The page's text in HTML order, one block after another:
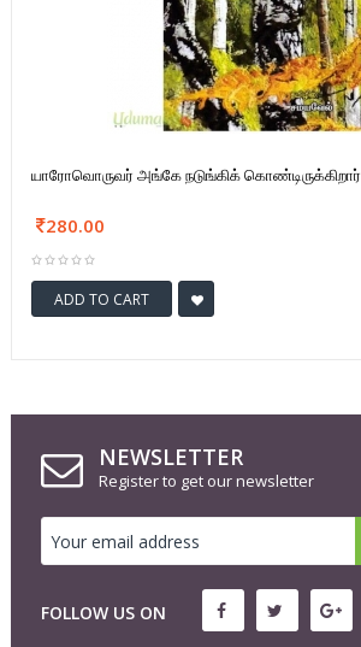
யாரோவொருவர் அங்கே நடுங்கிக் கொண்டிருக்கிறார்
280.00
ADD TO CART
NEWSLETTER
Register to get our newsletter
FOLLOW US ON